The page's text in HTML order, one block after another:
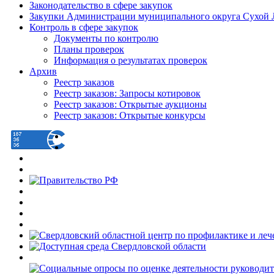
Законодательство в сфере закупок
Закупки Администрации муниципального округа Сухой
Контроль в сфере закупок
Документы по контролю
Планы проверок
Информация о результатах проверок
Архив
Реестр заказов
Реестр заказов: Запросы котировок
Реестр заказов: Открытые аукционы
Реестр заказов: Открытые конкурсы